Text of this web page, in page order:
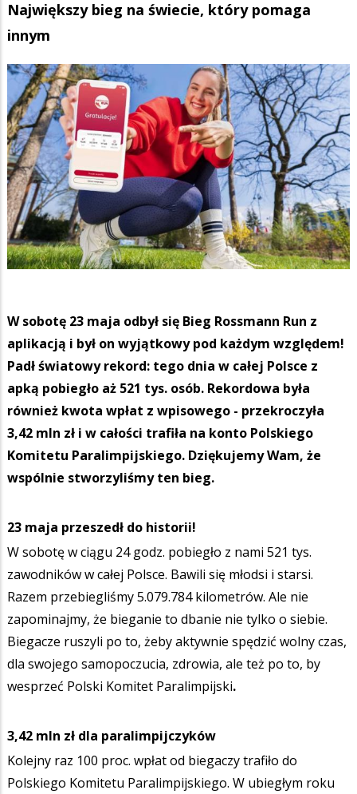
Największy bieg na świecie, który pomaga
innym
W sobotę 23 maja odbył się Bieg Rossmann Run z
aplikacją i był on wyjątkowy pod każdym względem!
Padł światowy rekord: tego dnia w całej Polsce z
apką pobiegło aż 521 tys. osób. Rekordowa była
również kwota wpłat z wpisowego - przekroczyła
3,42 mln zł i w całości trafiła na konto Polskiego
Komitetu Paralimpijskiego. Dziękujemy Wam, że
wspólnie stworzyliśmy ten bieg.
23 maja przeszedł do historii!
W sobotę w ciągu 24 godz. pobiegło z nami 521 tys.
zawodników w całej Polsce. Bawili się młodsi i starsi.
Razem przebiegliśmy 5.079.784 kilometrów. Ale nie
zapominajmy, że bieganie to dbanie nie tylko o siebie.
Biegacze ruszyli po to, żeby aktywnie spędzić wolny czas,
dla swojego samopoczucia, zdrowia, ale też po to, by
wesprzeć Polski Komitet Paralimpijski.
3,42 mln zł dla paralimpijczyków
Kolejny raz 100 proc. wpłat od biegaczy trafiło do
Polskiego Komitetu Paralimpijskiego. W ubiegłym roku